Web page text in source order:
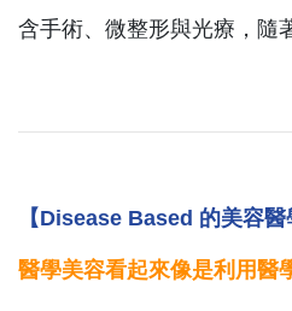
含手術、微整形與光療，隨
【Disease Based 的美容醫
醫學美容看起來像是利用醫